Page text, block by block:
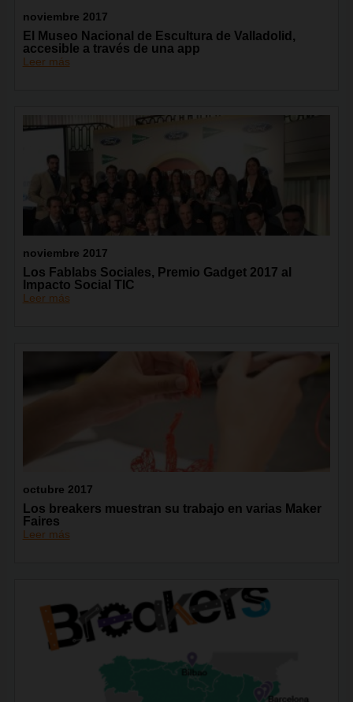
noviembre 2017
El Museo Nacional de Escultura de Valladolid,
accesible a través de una app
Leer más
noviembre 2017
Los Fablabs Sociales, Premio Gadget 2017 al
Impacto Social TIC
Leer más
octubre 2017
Los breakers muestran su trabajo en varias Maker
Faires
Leer más